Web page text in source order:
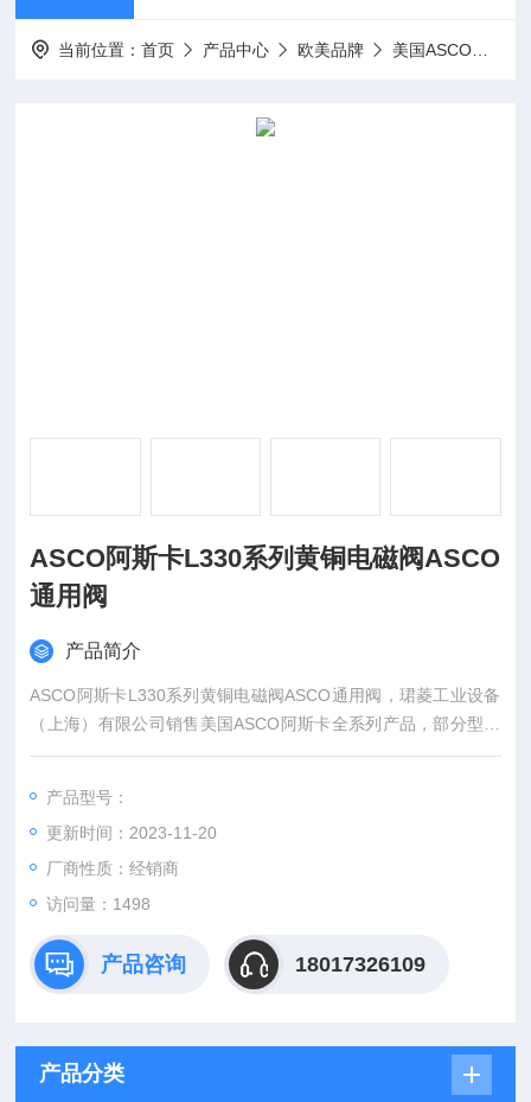
当前位置：首页 产品中心 欧美品牌 美国ASCO阿斯卡
ASCO阿斯卡L330系列黄铜电磁阀ASCO
通用阀
产品简介
ASCO阿斯卡L330系列黄铜电磁阀ASCO通用阀，珺菱工业设备
（上海）有限公司销售美国ASCO阿斯卡全系列产品，部分型号
现货库存，欢迎确认。
产品型号：
更新时间：2023-11-20
厂商性质：经销商
访问量：1498
产品咨询 18017326109
产品分类